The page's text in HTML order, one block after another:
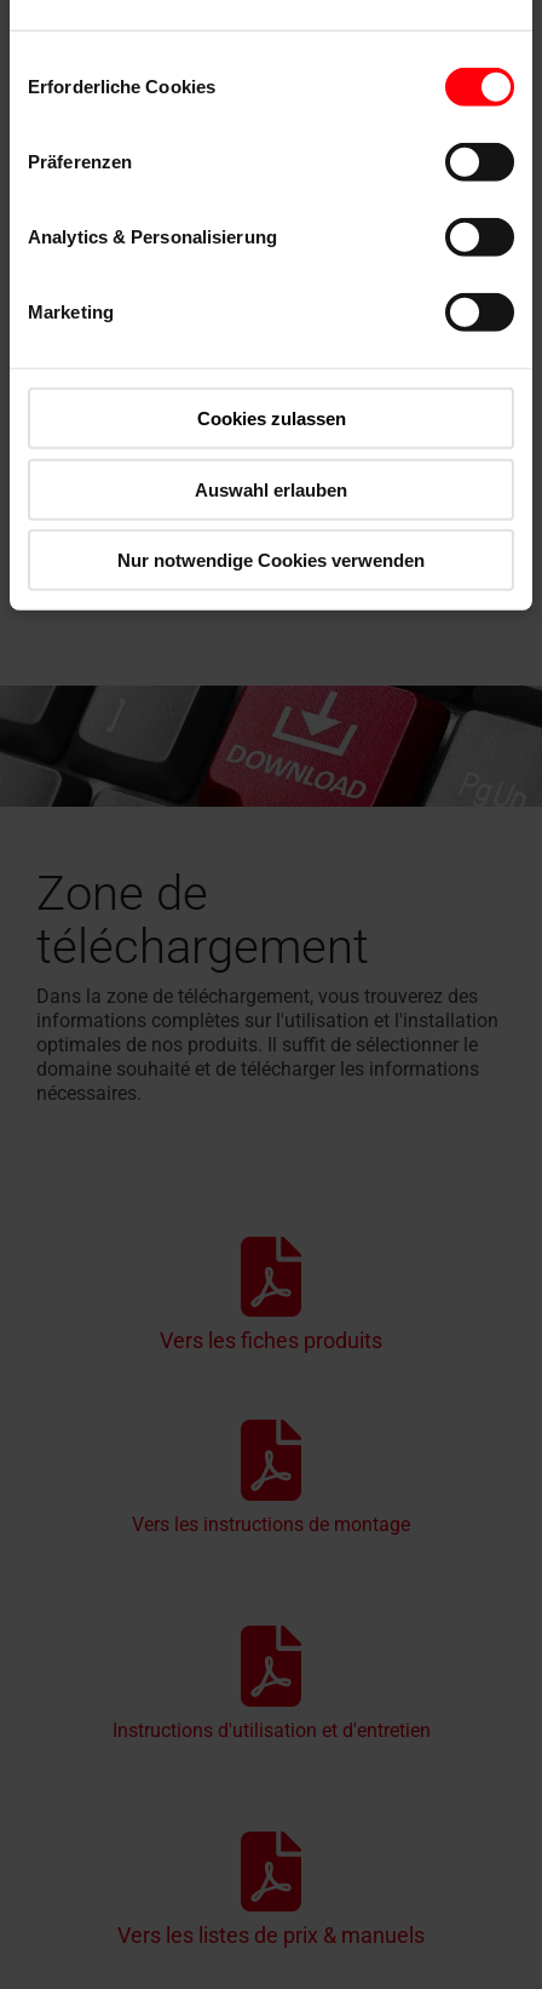
Erforderliche Cookies
Präferenzen
Analytics & Personalisierung
Marketing
Cookies zulassen
Auswahl erlauben
Nur notwendige Cookies verwenden
Accessoires et produits de connexion
Zone de
téléchargement
Dans la zone de téléchargement, vous trouverez des
informations complètes sur l'utilisation et l'installation
optimales de nos produits. Il suffit de sélectionner le
domaine souhaité et de télécharger les informations
nécessaires.
Vers les fiches produits
Vers les instructions de montage
Instructions d'utilisation et d'entretien
Vers les listes de prix & manuels